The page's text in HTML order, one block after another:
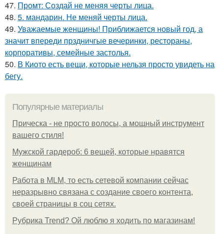
47. Промт: Создай не меняя черты лица.
48. 5. мандарин. Не меняй черты лица.
49. Уважаемые женщины! Приближается новый год, а
значит впереди прздничгые вечеринки, рестораны,
корпоративы, семейные застолья.
50. В Киото есть вещи, которые нельзя просто увидеть на
бегу.
Популярные материалы
Прическа - не просто волосы, а мощный инструмент
вашего стиля!
Мужской гардероб: 6 вещей, которые нравятся
женщинам
Работа в MLM, то есть сетевой компании сейчас
неразрывно связана с создание своего контента,
своей страницы в соц сетях.
Рубрика Trend? Ой люблю я ходить по магазинам!